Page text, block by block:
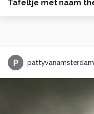
P pattyvanamsterdam